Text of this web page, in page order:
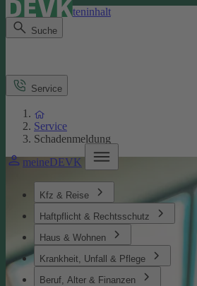
Direkt zum Seiteninhalt
Suche
meineDEVK
Kfz & Reise
Haftpflicht & Rechtsschutz
Haus & Wohnen
Krankheit, Unfall & Pflege
Beruf, Alter & Finanzen
Service
Service
Schadenmeldung